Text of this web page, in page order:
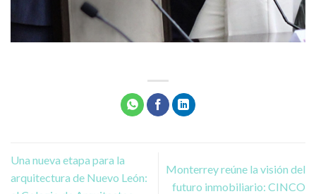
Una nueva etapa para la
arquitectura de Nuevo León:
Monterrey reúne la visión del
futuro inmobiliario: CINCO